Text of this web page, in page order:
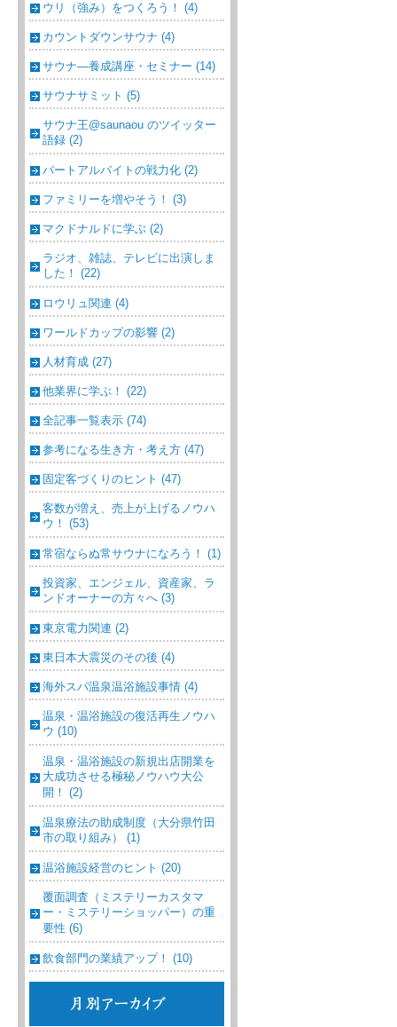
ウリ（強み）をつくろう！ (4)
カウントダウンサウナ (4)
サウナ―養成講座・セミナー (14)
サウナサミット (5)
サウナ王@saunaou のツイッター
語録 (2)
パートアルバイトの戦力化 (2)
ファミリーを増やそう！ (3)
マクドナルドに学ぶ (2)
ラジオ、雑誌、テレビに出演しま
した！ (22)
ロウリュ関連 (4)
ワールドカップの影響 (2)
人材育成 (27)
他業界に学ぶ！ (22)
全記事一覧表示 (74)
参考になる生き方・考え方 (47)
固定客づくりのヒント (47)
客数が増え、売上が上げるノウハ
ウ！ (53)
常宿ならぬ常サウナになろう！ (1)
投資家、エンジェル、資産家、ラ
ンドオーナーの方々へ (3)
東京電力関連 (2)
東日本大震災のその後 (4)
海外スパ温泉温浴施設事情 (4)
温泉・温浴施設の復活再生ノウハ
ウ (10)
温泉・温浴施設の新規出店開業を
大成功させる極秘ノウハウ大公
開！ (2)
温泉療法の助成制度（大分県竹田
市の取り組み） (1)
温浴施設経営のヒント (20)
覆面調査（ミステリーカスタマ
ー・ミステリーショッパー）の重
要性 (6)
飲食部門の業績アップ！ (10)